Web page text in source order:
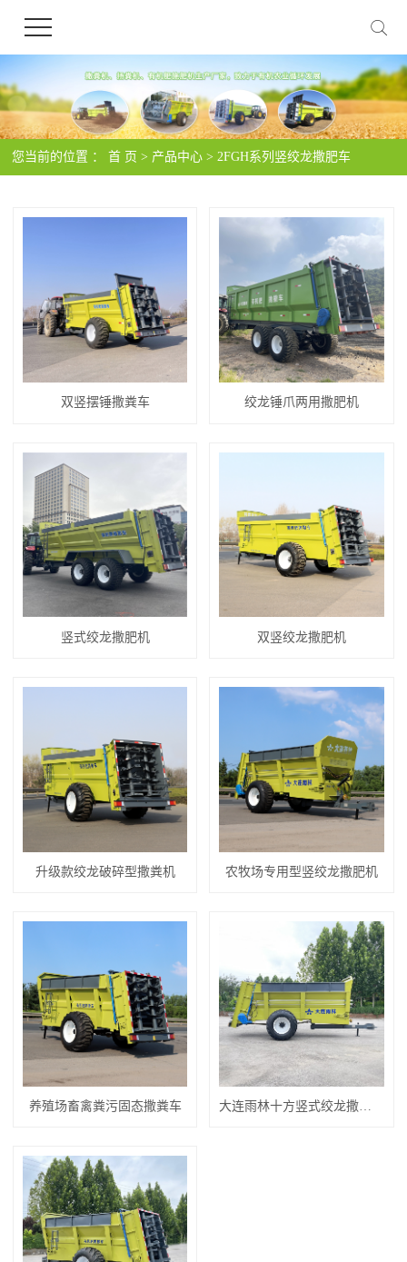
您当前的位置 ：首 页 > 产品中心 >2FGH系列竖绞龙撒肥车
双竖摆锤撒粪车 绞龙锤爪两用撒肥机
竖式绞龙撒肥机 双竖绞龙撒肥机
升级款绞龙破碎型撒粪机 农牧场专用型竖绞龙撒肥机
养殖场畜禽粪污固态撒粪车 大连雨林十方竖式绞龙撒粪车